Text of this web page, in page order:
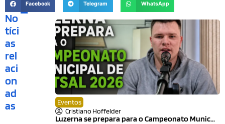
Facebook Telegram WhatsApp
No
tíci
as
rel
aci
on
ad
as
Eventos
Cristiano Hoffelder
Luzerna se prepara para o Campeonato Munic...